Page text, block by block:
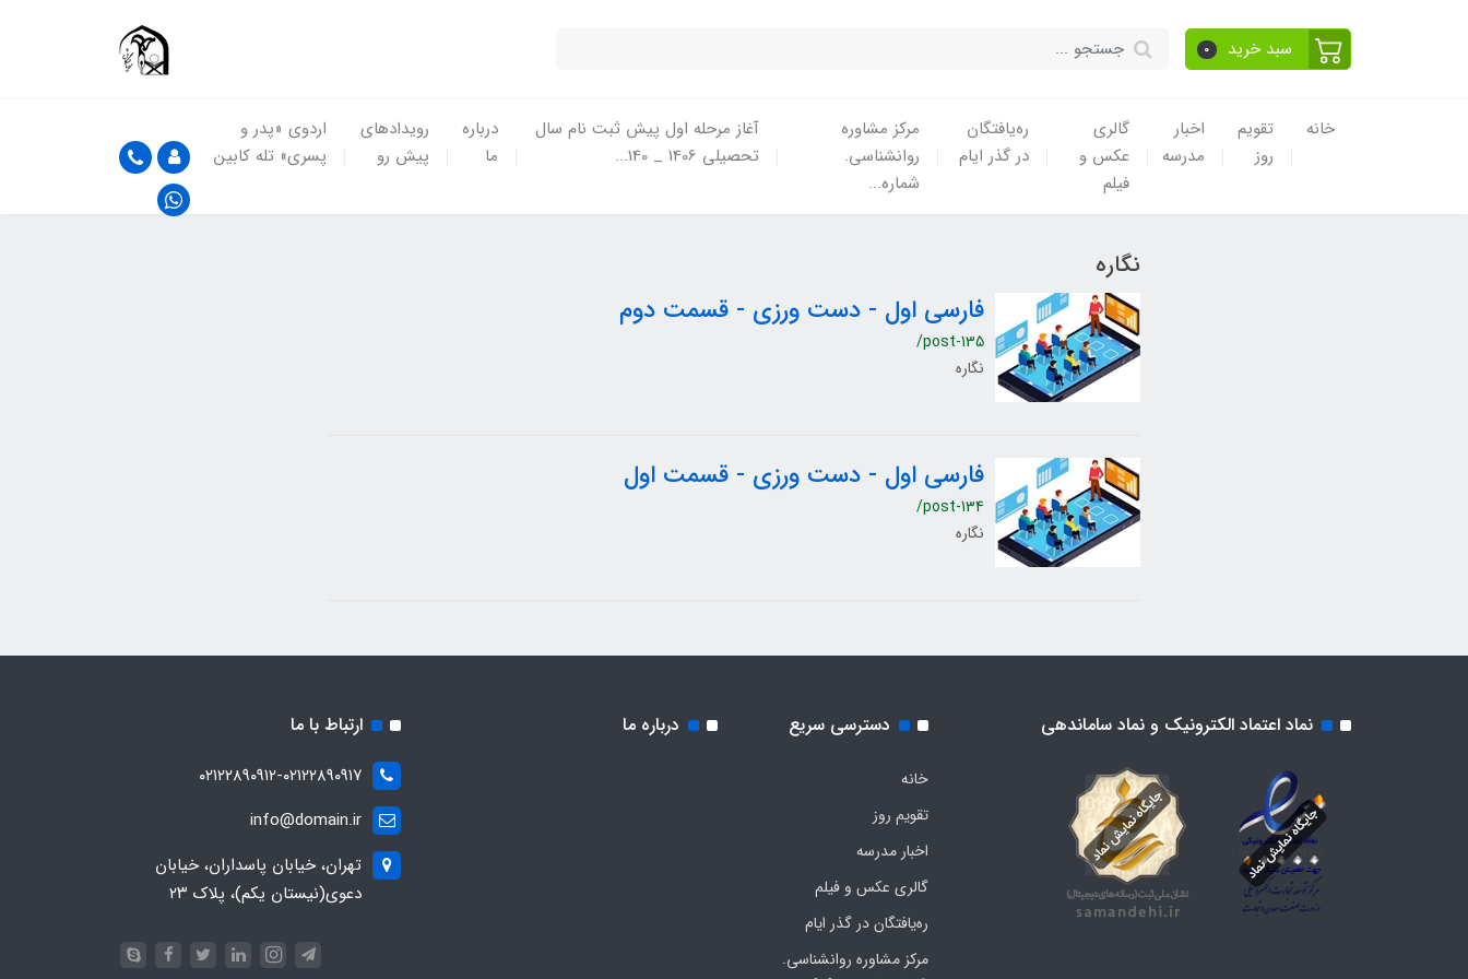
سبد خرید 0
خانه
تقویم
روز
اخبار
مدرسه
گالری
عکس و
فیلم
ره‌یافتگان
در گذر ایام
مرکز مشاوره
روانشناسی.
شماره...
آغاز مرحله اول پیش ثبت نام سال
تحصیلی 1406 _ 140...
درباره
ما
رویدادهای
پیش رو
اردوی «پدر و
پسری» تله کابین
نگاره
فارسی اول - دست ورزی - قسمت دوم
/post-135
نگاره
فارسی اول - دست ورزی - قسمت اول
/post-134
نگاره
نماد اعتماد الکترونیک و نماد ساماندهی دسترسی سریع
خانه
تقویم روز
اخبار مدرسه
گالری عکس و فیلم
ره‌یافتگان در گذر ایام
مرکز مشاوره روانشناسی.
درباره ما ارتباط با ما
۰۲۱۲۲۸۹۰۹۱۲-۰۲۱۲۲۸۹۰۹۱۷
info@domain.ir
تهران، خیابان پاسداران، خیابان
دعوی(نیستان یکم)، پلاک ۲۳